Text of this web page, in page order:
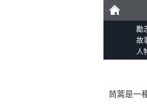
勵
勵
故
人
茼蒿是一